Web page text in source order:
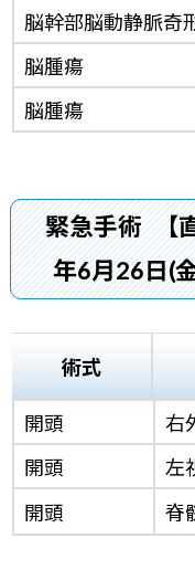
脳幹部脳動静脈奇
脳腫瘍
脳腫瘍
緊急手術
年6月26日(
術式
開頭
右
開頭
左
開頭
脊